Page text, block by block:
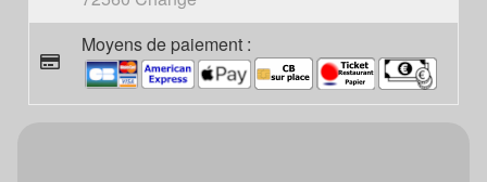
Moyens de paiement :